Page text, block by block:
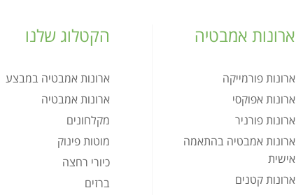
ארונות אמבטיה
ארונות פורמייקה
ארונות אפוקסי
ארונות פורניר
ארונות אמבטיה בהתאמה
אישית
ארונות קטנים
הקטלוג שלנו
ארונות אמבטיה במבצע
ארונות אמבטיה
מקלחונים
מוטות פינוק
כיורי רחצה
ברזים